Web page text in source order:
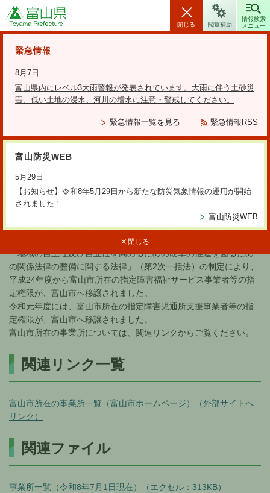
富山県
閉じる 閲覧補助
情報検索
メニュー
緊急情報
8月7日
富山県内にレベル3大雨警報が発表されています。大雨に伴う土砂災
害、低い土地の浸水、河川の増水に注意・警戒してください。
緊急情報一覧を見る 緊急情報RSS
富山防災WEB
5月29日
【お知らせ】令和8年5月29日から新たな防災気象情報の運用が開始
されました！
富山防災WEB
閉じる
テーマから探す
障害福祉サービス事業所等情報
令和8年7月1日現在の情報です。
「地域の自主性及び自立性を高めるための改革の推進を図るため
の関係法律の整備に関する法律」（第2次一括法）の制定により、
平成24年度から富山市所在の指定障害福祉サービス事業者等の指
定権限が、富山市へ移譲されました。
令和元年度には、富山市所在の指定障害児通所支援事業者等の指
定権限が、富山市へ移譲されました。
富山市所在の事業所については、関連リンクからご覧ください。
関連リンク一覧
富山市所在の事業所一覧（富山市ホームページ）（外部サイトへ
リンク）
関連ファイル
事業所一覧（令和8年7月1日現在）（エクセル：313KB）